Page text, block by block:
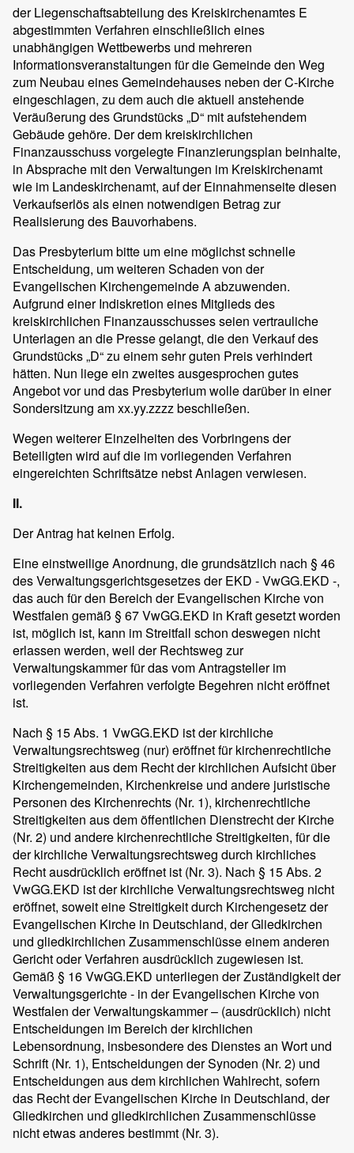
der Liegenschaftsabteilung des Kreiskirchenamtes E
abgestimmten Verfahren einschließlich eines
unabhängigen Wettbewerbs und mehreren
Informationsveranstaltungen für die Gemeinde den Weg
zum Neubau eines Gemeindehauses neben der C-Kirche
eingeschlagen, zu dem auch die aktuell anstehende
Veräußerung des Grundstücks „D“ mit aufstehendem
Gebäude gehöre. Der dem kreiskirchlichen
Finanzausschuss vorgelegte Finanzierungsplan beinhalte,
in Absprache mit den Verwaltungen im Kreiskirchenamt
wie im Landeskirchenamt, auf der Einnahmenseite diesen
Verkaufserlös als einen notwendigen Betrag zur
Realisierung des Bauvorhabens.
Das Presbyterium bitte um eine möglichst schnelle
Entscheidung, um weiteren Schaden von der
Evangelischen Kirchengemeinde A abzuwenden.
Aufgrund einer Indiskretion eines Mitglieds des
kreiskirchlichen Finanzausschusses seien vertrauliche
Unterlagen an die Presse gelangt, die den Verkauf des
Grundstücks „D“ zu einem sehr guten Preis verhindert
hätten. Nun liege ein zweites ausgesprochen gutes
Angebot vor und das Presbyterium wolle darüber in einer
Sondersitzung am xx.yy.zzzz beschließen.
Wegen weiterer Einzelheiten des Vorbringens der
Beteiligten wird auf die im vorliegenden Verfahren
eingereichten Schriftsätze nebst Anlagen verwiesen.
II.
Der Antrag hat keinen Erfolg.
Eine einstweilige Anordnung, die grundsätzlich nach § 46
des Verwaltungsgerichtsgesetzes der EKD - VwGG.EKD -,
das auch für den Bereich der Evangelischen Kirche von
Westfalen gemäß § 67 VwGG.EKD in Kraft gesetzt worden
ist, möglich ist, kann im Streitfall schon deswegen nicht
erlassen werden, weil der Rechtsweg zur
Verwaltungskammer für das vom Antragsteller im
vorliegenden Verfahren verfolgte Begehren nicht eröffnet
ist.
Nach § 15 Abs. 1 VwGG.EKD ist der kirchliche
Verwaltungsrechtsweg (nur) eröffnet für kirchenrechtliche
Streitigkeiten aus dem Recht der kirchlichen Aufsicht über
Kirchengemeinden, Kirchenkreise und andere juristische
Personen des Kirchenrechts (Nr. 1), kirchenrechtliche
Streitigkeiten aus dem öffentlichen Dienstrecht der Kirche
(Nr. 2) und andere kirchenrechtliche Streitigkeiten, für die
der kirchliche Verwaltungsrechtsweg durch kirchliches
Recht ausdrücklich eröffnet ist (Nr. 3). Nach § 15 Abs. 2
VwGG.EKD ist der kirchliche Verwaltungsrechtsweg nicht
eröffnet, soweit eine Streitigkeit durch Kirchengesetz der
Evangelischen Kirche in Deutschland, der Gliedkirchen
und gliedkirchlichen Zusammenschlüsse einem anderen
Gericht oder Verfahren ausdrücklich zugewiesen ist.
Gemäß § 16 VwGG.EKD unterliegen der Zuständigkeit der
Verwaltungsgerichte - in der Evangelischen Kirche von
Westfalen der Verwaltungskammer – (ausdrücklich) nicht
Entscheidungen im Bereich der kirchlichen
Lebensordnung, insbesondere des Dienstes an Wort und
Schrift (Nr. 1), Entscheidungen der Synoden (Nr. 2) und
Entscheidungen aus dem kirchlichen Wahlrecht, sofern
das Recht der Evangelischen Kirche in Deutschland, der
Gliedkirchen und gliedkirchlichen Zusammenschlüsse
nicht etwas anderes bestimmt (Nr. 3).